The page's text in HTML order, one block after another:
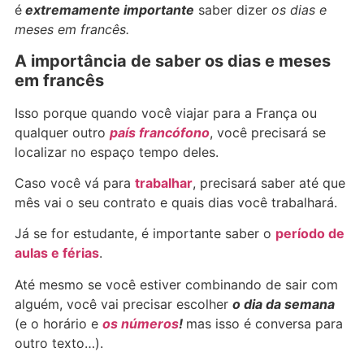
é extremamente importante saber dizer os dias e
meses em francês.
A importância de saber os dias e meses
em francês
Isso porque quando você viajar para a França ou
qualquer outro país francófono, você precisará se
localizar no espaço tempo deles.
Caso você vá para trabalhar, precisará saber até que
mês vai o seu contrato e quais dias você trabalhará.
Já se for estudante, é importante saber o período de
aulas e férias.
Até mesmo se você estiver combinando de sair com
alguém, você vai precisar escolher o dia da semana
(e o horário e os números! mas isso é conversa para
outro texto…).